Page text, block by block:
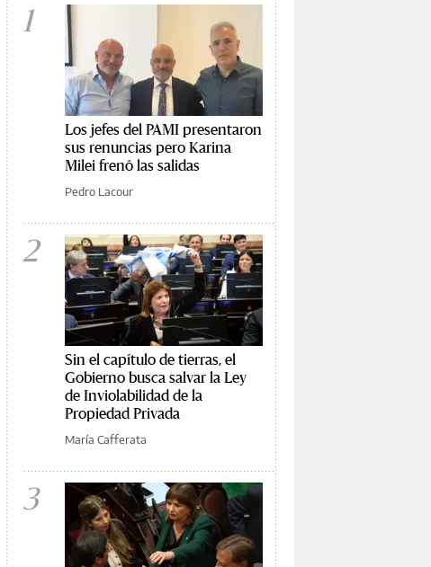
1
Los jefes del PAMI presentaron
sus renuncias pero Karina
Milei frenó las salidas
Pedro Lacour
2
Sin el capítulo de tierras, el
Gobierno busca salvar la Ley
de Inviolabilidad de la
Propiedad Privada
María Cafferata
3